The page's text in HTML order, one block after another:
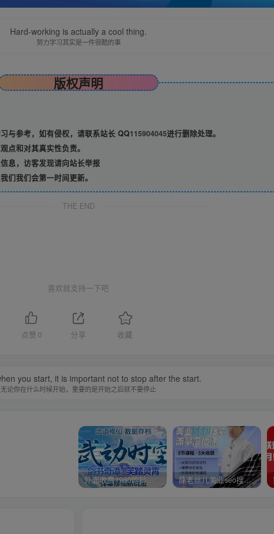
Hard-working is actually a cool thing.
努力学习其实是一件很酷的事
版权声明
与参考，如有侵权，请联系站长 QQ115904045进行删除处理。
点和对其真实性负责。
息，访客发现请向站长举报
们我们会第一时间更新。
THE END
喜欢就支持一下吧
点赞 0 分享 收藏
you start, it is important not to stop after the start.
无论你在什么时候开始，重要的是开始之后就不要停止
外面收费1980的抖音武动时空直播项目，无需真人出镜，实时互动直播【软件+详细教程】 薛老丝儿美业seo搜索流量落地课，一周暴涨20w粉丝，全干货讲解